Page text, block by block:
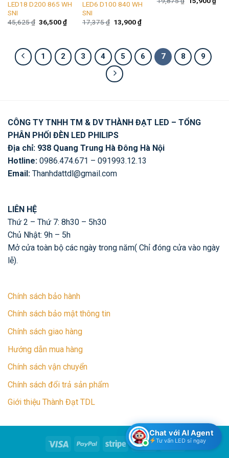
LED18 D200 865 WH
SNI
45,625₫ Giá
gốc
36,500₫Giá
hiện
36,500 ₫.
LED6 D100 840 WH
SNI
17,375₫ Giá
gốc
13,900₫Giá
hiện
13,900 ₫.
gốc
hiện
1 2 3 4 5 6 7 8 9
CÔNG TY TNHH TM & DV THÀNH ĐẠT LED – TỔNG
PHÂN PHỐI ĐÈN LED PHILIPS
Địa chỉ: 938 Quang Trung Hà Đông Hà Nội
Hotline: 0986.474.671 – 091993.12.13
Email: Thanhdattdl@gmail.com
LIÊN HỆ
Thứ 2 – Thứ 7: 8h30 – 5h30
Chủ Nhật: 9h – 5h
Mở cửa toàn bộ các ngày trong năm( Chỉ đóng cửa vào ngày
lễ).
Chính sách bảo hành
Chính sách bảo mật thông tin
Chính sách giao hàng
Hướng dẫn mua hàng
Chính sách vận chuyển
Chính sách đổi trả sản phẩm
Giới thiệu Thành Đạt TDL
Visa PayPal Stripe MasterCardCash
Chat với AI Agent
Tư vấn LED sỉ ngay